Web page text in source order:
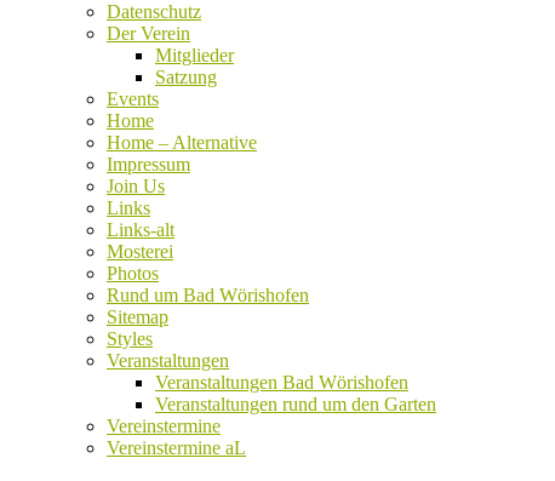
Datenschutz
Der Verein
Mitglieder
Satzung
Events
Home
Home – Alternative
Impressum
Join Us
Links
Links-alt
Mosterei
Photos
Rund um Bad Wörishofen
Sitemap
Styles
Veranstaltungen
Veranstaltungen Bad Wörishofen
Veranstaltungen rund um den Garten
Vereinstermine
Vereinstermine aL